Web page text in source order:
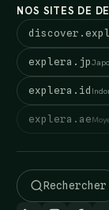
NOS SITES DE
explera.jp
explera.id
explera.ae
Rechercher